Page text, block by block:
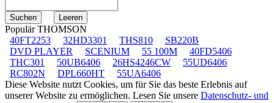
Populär THOMSON
40FT2253
32HD3301 THS810
SB220B
DVD PLAYER
SCENIUM 55 100M
40FD5406
THC301
50UB6406 26HS4246CW
55UD6406
RC802N
DPL660HT
55UA6406
Diese Website nutzt Cookies, um für Sie das beste Erlebnis auf
unserer Website zu ermöglichen. Lesen Sie unsere Datenschutz- und